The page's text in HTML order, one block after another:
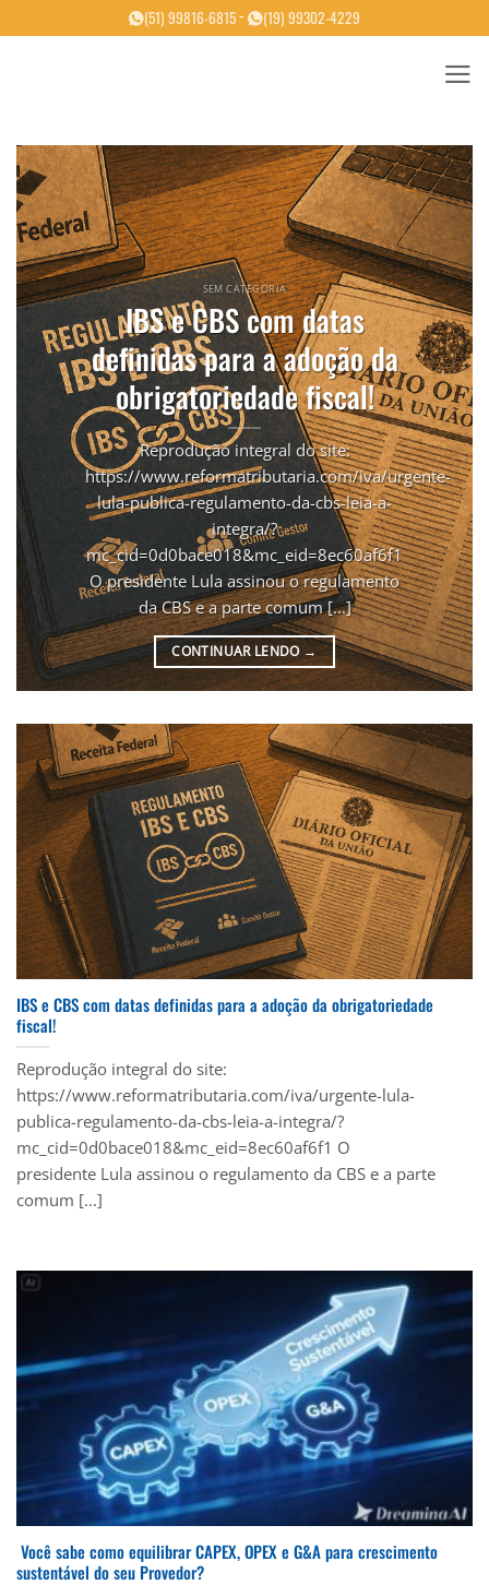
(51) 99816-6815- (19) 99302-4229
SEM CATEGORIA
IBS e CBS com datas
definidas para a adoção da
obrigatoriedade fiscal!
Reprodução integral do site:
https://www.reformatributaria.com/iva/urgente-
lula-publica-regulamento-da-cbs-leia-a-
integra/?
mc_cid=0d0bace018&mc_eid=8ec60af6f1
O presidente Lula assinou o regulamento
da CBS e a parte comum [...]
CONTINUAR LENDO→
IBS e CBS com datas definidas para a adoção da obrigatoriedade
fiscal!
Reprodução integral do site:
https://www.reformatributaria.com/iva/urgente-lula-
publica-regulamento-da-cbs-leia-a-integra/?
mc_cid=0d0bace018&mc_eid=8ec60af6f1 O
presidente Lula assinou o regulamento da CBS e a parte
comum [...]
Você sabe como equilibrar CAPEX, OPEX e G&A para crescimento
sustentável do seu Provedor?